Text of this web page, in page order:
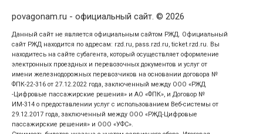
povagonam.ru - официальный сайт. © 2026
Данный сайт не является официальным сайтом РЖД. Официальный
сайт РЖД находится по адресам: rzd.ru, pass.rzd.ru, ticket.rzd.ru. Вы
находитесь на сайте субагента, который осуществляет оформление
электронных проездных и перевозочных документов и услуг от
имени железнодорожных перевозчиков на основании договора №
ФПК-22-316 от 27.12.2022 года, заключенный между ООО «РЖД
-Цифровые пассажирские решения» и АО «ФПК», и Договор №
ИМ-314 о предоставлении услуг с использованием Веб-системы от
29.12.2017 года, заключенный между ООО «РЖД-Цифровые
пассажирские решения» и ООО «УФС».